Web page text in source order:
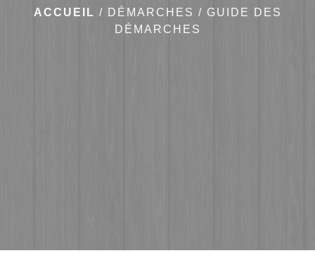
ACCUEIL / DÉMARCHES / GUIDE DES
DÉMARCHES